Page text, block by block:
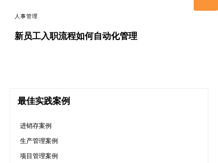
人事管理
新员工入职流程如何自动化管理
最佳实践案例
进销存案例
生产管理案例
项目管理案例